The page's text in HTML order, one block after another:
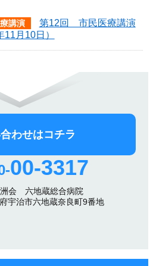
講演
第12回 市民医療講演
月10日）
わせはコチラ
00-3317
洲会 六地蔵総合病院
宇治市六地蔵奈良町9番地